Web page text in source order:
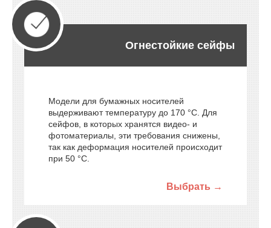
Огнестойкие сейфы
Модели для бумажных носителей
выдерживают температуру до 170 °C. Для
сейфов, в которых хранятся видео- и
фотоматериалы, эти требования снижены,
так как деформация носителей происходит
при 50 °C.
Выбрать →